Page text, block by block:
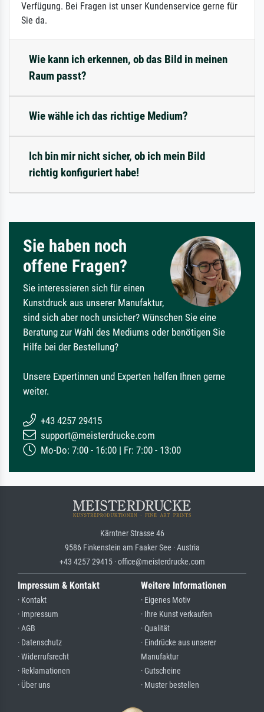
Verfügung. Bei Fragen ist unser Kundenservice gerne für
Sie da.
Wie kann ich erkennen, ob das Bild in meinen
Raum passt?
Wie wähle ich das richtige Medium?
Ich bin mir nicht sicher, ob ich mein Bild
richtig konfiguriert habe!
Sie haben noch
offene Fragen?
Sie interessieren sich für einen
Kunstdruck aus unserer Manufaktur,
sind sich aber noch unsicher? Wünschen Sie eine
Beratung zur Wahl des Mediums oder benötigen Sie
Hilfe bei der Bestellung?
Unsere Expertinnen und Experten helfen Ihnen gerne
weiter.
+43 4257 29415
support@meisterdrucke.com
Mo-Do: 7:00 - 16:00 | Fr: 7:00 - 13:00
Kärntner Strasse 46
9586 Finkenstein am Faaker See · Austria
+43 4257 29415 · office@meisterdrucke.com
Impressum & Kontakt
· Kontakt
· Impressum
· AGB
· Datenschutz
· Widerrufsrecht
· Reklamationen
· Über uns
Weitere Informationen
· Eigenes Motiv
· Ihre Kunst verkaufen
· Qualität
· Eindrücke aus unserer
Manufaktur
· Gutscheine
· Muster bestellen